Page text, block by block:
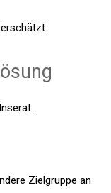
Zielgruppe an